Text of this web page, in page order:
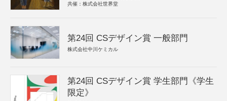
共催：株式会社世界堂
第24回 CSデザイン賞 一般部門
株式会社中川ケミカル
第24回 CSデザイン賞 学生部門《学生
限定》